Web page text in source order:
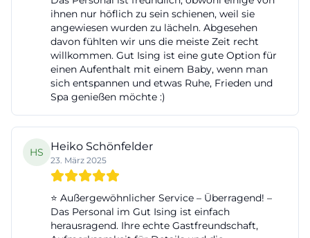
utm_source=openai))
Zimmer, Preise und Angebote für Ihren Aufenthalt
Wenn Nutzer nach preise oder angebote suchen,
geht es meist um konkrete Buchbarkeit und das
Gefühl, ob ein Haus transparent und vielseitig ist.
Hotel Gut Ising erfüllt genau diese Erwartungen
mit einer großen Auswahl an Zimmern und Suiten.
Offiziell werden 105 Zimmer, Suiten und Junior
Suiten in acht verschiedenen Gebäuden genannt.
Die Bandbreite reicht von Economy Einzelzimmern
mit etwa 15 Quadratmetern über Standard-,
Comfort- und Superior-Doppelzimmer bis zu Junior
ihnen nur höflich zu sein schienen, weil sie
angewiesen wurden zu lächeln. Abgesehen
davon fühlten wir uns die meiste Zeit recht
willkommen. Gut Ising ist eine gute Option für
einen Aufenthalt mit einem Baby, wenn man
sich entspannen und etwas Ruhe, Frieden und
Spa genießen möchte :)
HS Heiko Schönfelder
23. März 2025
⭐ Außergewöhnlicher Service – Überragend! –
Das Personal im Gut Ising ist einfach
herausragend. Ihre echte Gastfreundschaft,